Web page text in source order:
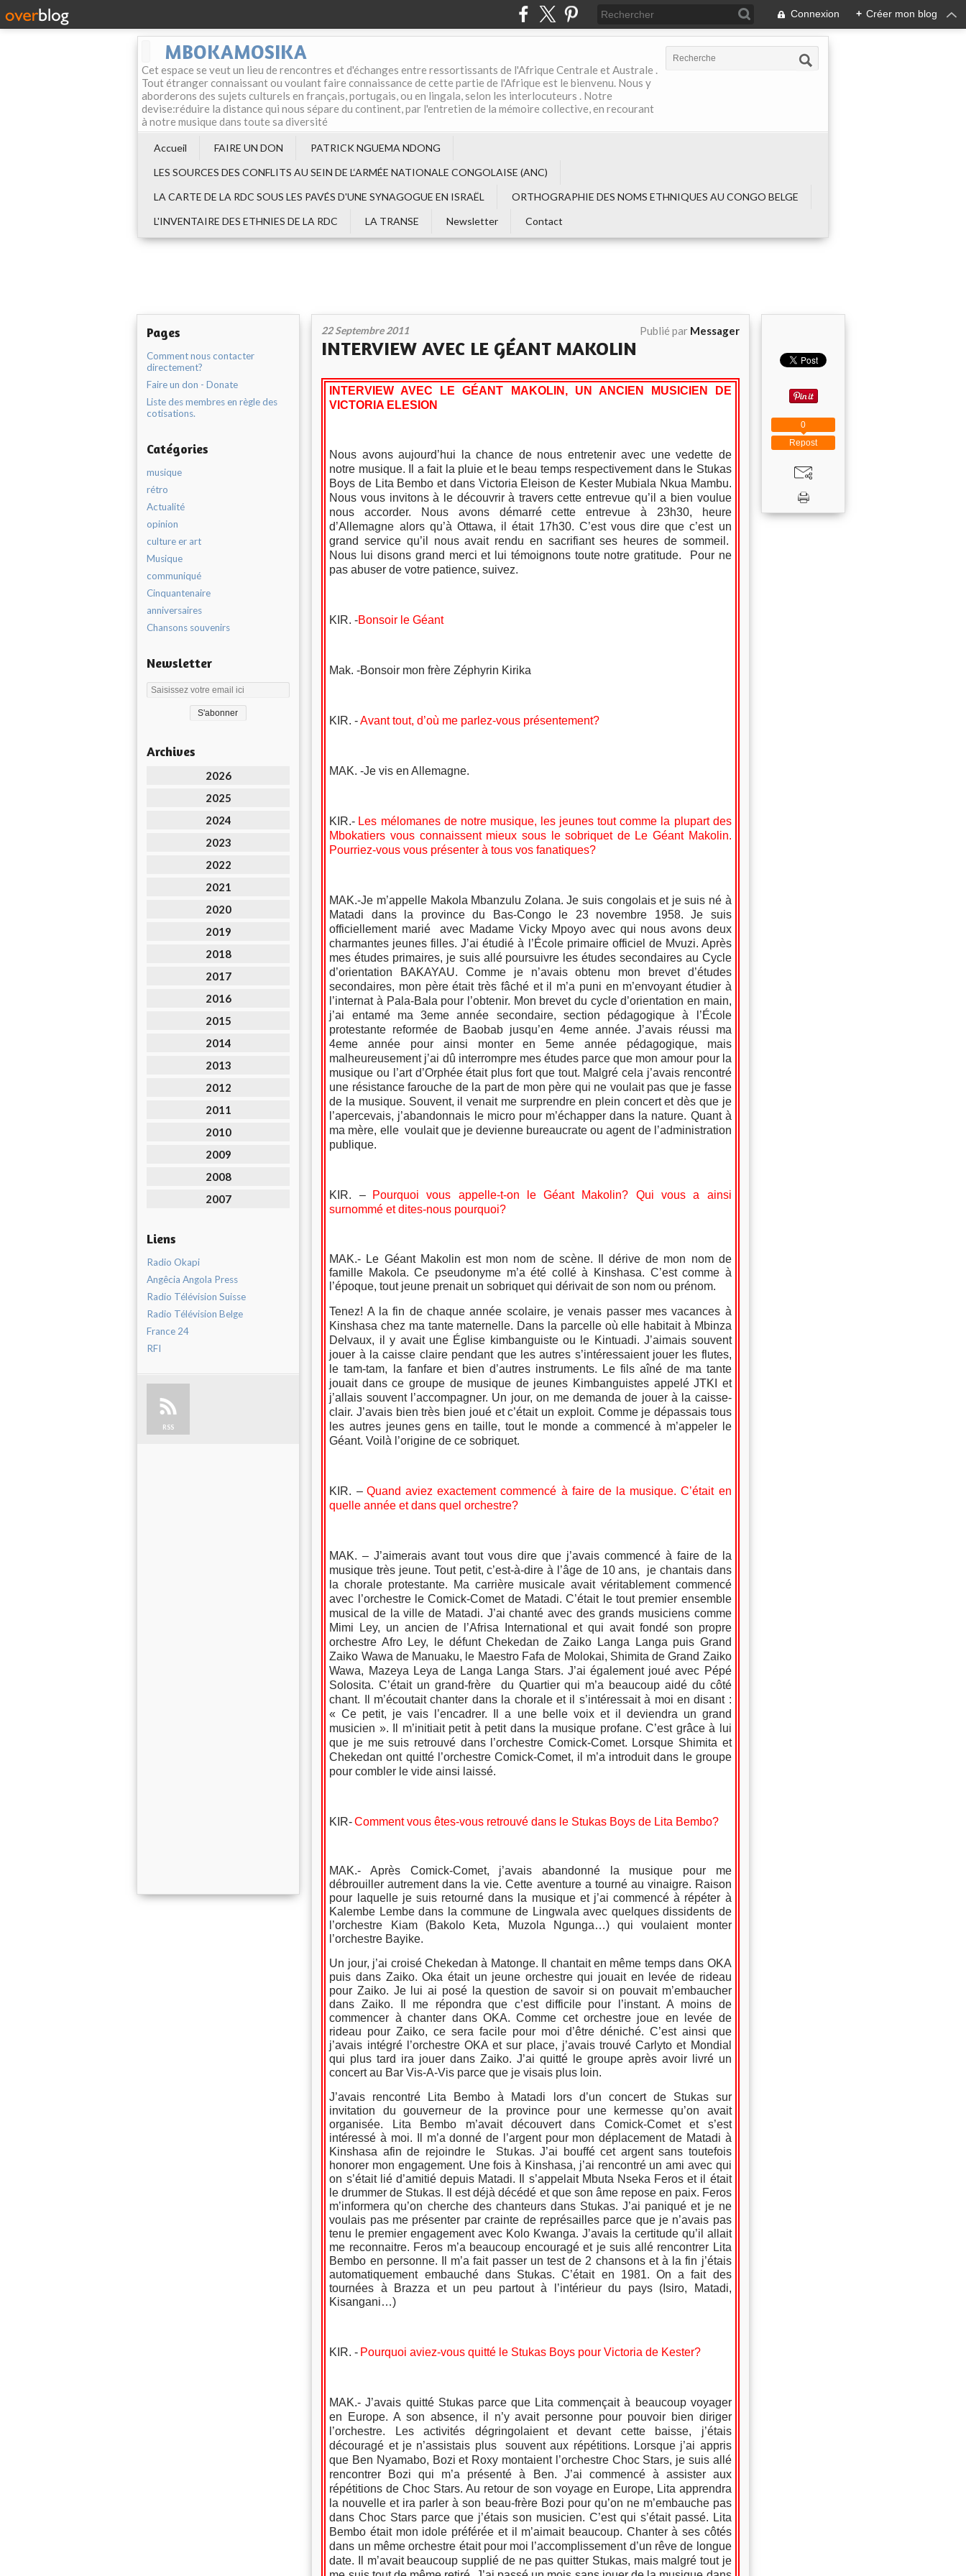
Connexion + Créer mon blog
MBOKAMOSIKA
Cet espace se veut un lieu de rencontres et d'échanges entre ressortissants de l'Afrique Centrale et Australe .
Tout étranger connaissant ou voulant faire connaissance de cette partie de l'Afrique est le bienvenu. Nous y
aborderons des sujets culturels en français, portugais, ou en lingala, selon les interlocuteurs . Notre
devise:réduire la distance qui nous sépare du continent, par l'entretien de la mémoire collective, en recourant
à notre musique dans toute sa diversité
Accueil FAIRE UN DON
PATRICK NGUEMA NDONG
LES SOURCES DES CONFLITS AU SEIN DE L‘ARMÉE NATIONALE CONGOLAISE (ANC)
LA CARTE DE LA RDC SOUS LES PAVÉS D'UNE SYNAGOGUE EN ISRAËL
ORTHOGRAPHIE DES NOMS ETHNIQUES AU CONGO BELGE
L'INVENTAIRE DES ETHNIES DE LA RDC
LA TRANSE Newsletter Contact
Pages
Comment nous contacter
directement?
Faire un don - Donate
Liste des membres en règle des
cotisations.
Catégories
musique
rétro
Actualité
opinion
culture er art
Musique
communiqué
Cinquantenaire
anniversaires
Chansons souvenirs
Newsletter
Archives
2026
2025
2024
2023
2022
2021
2020
2019
2018
2017
2016
2015
2014
2013
2012
2011
2010
2009
2008
2007
Liens
Radio Okapi
Angêcia Angola Press
Radio Télévision Suisse
Radio Télévision Belge
France 24
RFI
RSS
22 Septembre 2011 Publié par Messager
INTERVIEW AVEC LE GÉANT MAKOLIN
INTERVIEW AVEC LE GÉANT MAKOLIN, UN ANCIEN MUSICIEN DE
VICTORIA ELESION
Nous avons aujourd’hui la chance de nous entretenir avec une vedette de
notre musique. Il a fait la pluie et le beau temps respectivement dans le Stukas
Boys de Lita Bembo et dans Victoria Eleison de Kester Mubiala Nkua Mambu.
Nous vous invitons à le découvrir à travers cette entrevue qu’il a bien voulue
nous accorder. Nous avons démarré cette entrevue à 23h30, heure
d’Allemagne alors qu’à Ottawa, il était 17h30. C’est vous dire que c’est un
grand service qu’il nous avait rendu en sacrifiant ses heures de sommeil.
Nous lui disons grand merci et lui témoignons toute notre gratitude. Pour ne
pas abuser de votre patience, suivez.
KIR. -Bonsoir le Géant
Mak. -Bonsoir mon frère Zéphyrin Kirika
KIR. -Avant tout, d’où me parlez-vous présentement?
MAK. -Je vis en Allemagne.
KIR.- Les mélomanes de notre musique, les jeunes tout comme la plupart des
Mbokatiers vous connaissent mieux sous le sobriquet de Le Géant Makolin.
Pourriez-vous vous présenter à tous vos fanatiques?
MAK.-Je m’appelle Makola Mbanzulu Zolana. Je suis congolais et je suis né à
Matadi dans la province du Bas-Congo le 23 novembre 1958. Je suis
officiellement marié avec Madame Vicky Mpoyo avec qui nous avons deux
charmantes jeunes filles. J’ai étudié à l’École primaire officiel de Mvuzi. Après
mes études primaires, je suis allé poursuivre les études secondaires au Cycle
d’orientation BAKAYAU. Comme je n’avais obtenu mon brevet d’études
secondaires, mon père était très fâché et il m’a puni en m’envoyant étudier à
l’internat à Pala-Bala pour l’obtenir. Mon brevet du cycle d’orientation en main,
j’ai entamé ma 3eme année secondaire, section pédagogique à l’École
protestante reformée de Baobab jusqu’en 4eme année. J’avais réussi ma
4eme année pour ainsi monter en 5eme année pédagogique, mais
malheureusement j’ai dû interrompre mes études parce que mon amour pour la
musique ou l’art d’Orphée était plus fort que tout. Malgré cela j’avais rencontré
une résistance farouche de la part de mon père qui ne voulait pas que je fasse
de la musique. Souvent, il venait me surprendre en plein concert et dès que je
l’apercevais, j’abandonnais le micro pour m’échapper dans la nature. Quant à
ma mère, elle voulait que je devienne bureaucrate ou agent de l’administration
publique.
KIR. –
Pourquoi vous appelle-t-on le Géant Makolin? Qui vous a ainsi
surnommé et dites-nous pourquoi?
MAK.- Le Géant Makolin est mon nom de scène. Il dérive de mon nom de
famille Makola. Ce pseudonyme m’a été collé à Kinshasa. C’est comme à
l’époque, tout jeune prenait un sobriquet qui dérivait de son nom ou prénom.
Tenez! A la fin de chaque année scolaire, je venais passer mes vacances à
Kinshasa chez ma tante maternelle. Dans la parcelle où elle habitait à Mbinza
Delvaux, il y avait une Église kimbanguiste ou le Kintuadi. J’aimais souvent
jouer à la caisse claire pendant que les autres s’intéressaient jouer les flutes,
le tam-tam, la fanfare et bien d’autres instruments. Le fils aîné de ma tante
jouait dans ce groupe de musique de jeunes Kimbanguistes appelé JTKI et
j’allais souvent l’accompagner. Un jour, on me demanda de jouer à la caisse-
clair. J’avais bien très bien joué et c’était un exploit. Comme je dépassais tous
les autres jeunes gens en taille, tout le monde a commencé à m’appeler le
Géant. Voilà l’origine de ce sobriquet.
KIR. – Quand aviez exactement commencé à faire de la musique. C’était en
quelle année et dans quel orchestre?
MAK. – J’aimerais avant tout vous dire que j’avais commencé à faire de la
musique très jeune. Tout petit, c’est-à-dire à l’âge de 10 ans, je chantais dans
la chorale protestante. Ma carrière musicale avait véritablement commencé
avec l’orchestre le Comick-Comet de Matadi. C’était le tout premier ensemble
musical de la ville de Matadi. J’ai chanté avec des grands musiciens comme
Mimi Ley, un ancien de l’Afrisa International et qui avait fondé son propre
orchestre Afro Ley, le défunt Chekedan de Zaiko Langa Langa puis Grand
Zaiko Wawa de Manuaku, le Maestro Fafa de Molokai, Shimita de Grand Zaiko
Wawa, Mazeya Leya de Langa Langa Stars. J’ai également joué avec Pépé
Solosita. C’était un grand-frère du Quartier qui m’a beaucoup aidé du côté
chant. Il m’écoutait chanter dans la chorale et il s’intéressait à moi en disant :
« Ce petit, je vais l’encadrer. Il a une belle voix et il deviendra un grand
musicien ». Il m’initiait petit à petit dans la musique profane. C’est grâce à lui
que je me suis retrouvé dans l’orchestre Comick-Comet. Lorsque Shimita et
Chekedan ont quitté l’orchestre Comick-Comet, il m’a introduit dans le groupe
pour combler le vide ainsi laissé.
KIR-Comment vous êtes-vous retrouvé dans le Stukas Boys de Lita Bembo?
MAK.- Après Comick-Comet, j’avais abandonné la musique pour me
débrouiller autrement dans la vie. Cette aventure a tourné au vinaigre. Raison
pour laquelle je suis retourné dans la musique et j’ai commencé à répéter à
Kalembe Lembe dans la commune de Lingwala avec quelques dissidents de
l’orchestre Kiam (Bakolo Keta, Muzola Ngunga…) qui voulaient monter
l’orchestre Bayike.
Un jour, j’ai croisé Chekedan à Matonge. Il chantait en même temps dans OKA
puis dans Zaiko. Oka était un jeune orchestre qui jouait en levée de rideau
pour Zaiko. Je lui ai posé la question de savoir si on pouvait m’embaucher
dans Zaiko. Il me répondra que c’est difficile pour l’instant. A moins de
commencer à chanter dans OKA. Comme cet orchestre joue en levée de
rideau pour Zaiko, ce sera facile pour moi d’être déniché. C’est ainsi que
j’avais intégré l’orchestre OKA et sur place, j’avais trouvé Carlyto et Mondial
qui plus tard ira jouer dans Zaiko. J’ai quitté le groupe après avoir livré un
concert au Bar Vis-A-Vis parce que je visais plus loin.
J’avais rencontré Lita Bembo à Matadi lors d’un concert de Stukas sur
invitation du gouverneur de la province pour une kermesse qu’on avait
organisée. Lita Bembo m’avait découvert dans Comick-Comet et s’est
intéressé à moi. Il m’a donné de l’argent pour mon déplacement de Matadi à
Kinshasa afin de rejoindre le Stukas. J’ai bouffé cet argent sans toutefois
honorer mon engagement. Une fois à Kinshasa, j’ai rencontré un ami avec qui
on s’était lié d’amitié depuis Matadi. Il s’appelait Mbuta Nseka Feros et il était
le drummer de Stukas. Il est déjà décédé et que son âme repose en paix. Feros
m’informera qu’on cherche des chanteurs dans Stukas. J’ai paniqué et je ne
voulais pas me présenter par crainte de représailles parce que je n’avais pas
tenu le premier engagement avec Kolo Kwanga. J’avais la certitude qu’il allait
me reconnaitre. Feros m’a beaucoup encouragé et je suis allé rencontrer Lita
Bembo en personne. Il m’a fait passer un test de 2 chansons et à la fin j’étais
automatiquement embauché dans Stukas. C’était en 1981. On a fait des
tournées à Brazza et un peu partout à l’intérieur du pays (Isiro, Matadi,
Kisangani…)
KIR. - Pourquoi aviez-vous quitté le Stukas Boys pour Victoria de Kester?
MAK.- J’avais quitté Stukas parce que Lita commençait à beaucoup voyager
en Europe. A son absence, il n’y avait personne pour pouvoir bien diriger
l’orchestre. Les activités dégringolaient et devant cette baisse, j’étais
découragé et je n’assistais plus souvent aux répétitions. Lorsque j’ai appris
que Ben Nyamabo, Bozi et Roxy montaient l’orchestre Choc Stars, je suis allé
rencontrer Bozi qui m’a présenté à Ben. J’ai commencé à assister aux
répétitions de Choc Stars. Au retour de son voyage en Europe, Lita apprendra
la nouvelle et ira parler à son beau-frère Bozi pour qu’on ne m’embauche pas
dans Choc Stars parce que j’étais son musicien. C’est qui s’était passé. Lita
Bembo était mon idole préférée et il m’aimait beaucoup. Chanter à ses côtés
dans un même orchestre était pour moi l’accomplissement d’un rêve de longue
date. Il m’avait beaucoup supplié de ne pas quitter Stukas, mais malgré tout je
Repost
0